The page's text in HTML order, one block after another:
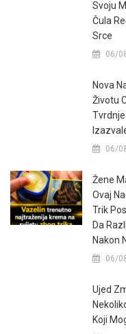
Svoju
Čula
Srce
06/
Nova
Životu
06/
Žene
Ovaj
Trik
Da
Nakon
06/
Ujed
Koji